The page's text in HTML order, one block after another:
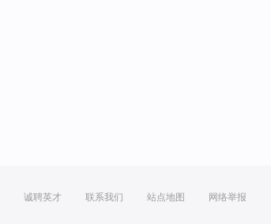
诚聘英才 联系我们 站点地图 网络举报